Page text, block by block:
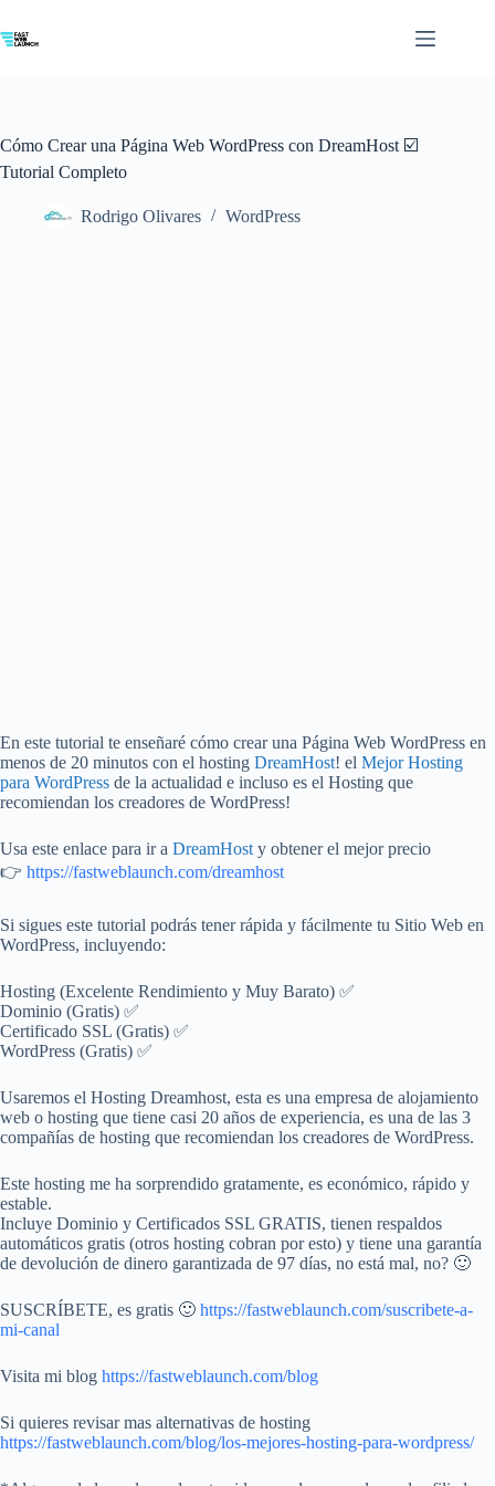
al
contenido
Cómo Crear una Página Web WordPress con DreamHost ☑️
Tutorial Completo
Rodrigo Olivares WordPress
En este tutorial te enseñaré cómo crear una Página Web WordPress en
menos de 20 minutos con el hosting DreamHost! el Mejor Hosting
para WordPress de la actualidad e incluso es el Hosting que
recomiendan los creadores de WordPress!
Usa este enlace para ir a DreamHost y obtener el mejor precio
👉 https://fastweblaunch.com/dreamhost
Si sigues este tutorial podrás tener rápida y fácilmente tu Sitio Web en
WordPress, incluyendo:
Hosting (Excelente Rendimiento y Muy Barato) ✅
Dominio (Gratis) ✅
Certificado SSL (Gratis) ✅
WordPress (Gratis) ✅
Usaremos el Hosting Dreamhost, esta es una empresa de alojamiento
web o hosting que tiene casi 20 años de experiencia, es una de las 3
compañías de hosting que recomiendan los creadores de WordPress.
Este hosting me ha sorprendido gratamente, es económico, rápido y
estable.
Incluye Dominio y Certificados SSL GRATIS, tienen respaldos
automáticos gratis (otros hosting cobran por esto) y tiene una garantía
de devolución de dinero garantizada de 97 días, no está mal, no? 🙂
SUSCRÍBETE, es gratis 🙂 https://fastweblaunch.com/suscribete-a-
mi-canal
Visita mi blog https://fastweblaunch.com/blog
Si quieres revisar mas alternativas de hosting
https://fastweblaunch.com/blog/los-mejores-hosting-para-wordpress/